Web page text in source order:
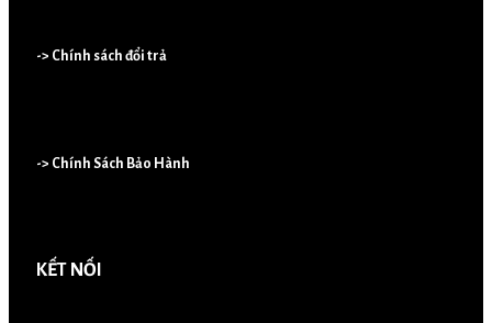
-> Chính sách đổi trả
-> Chính Sách Bảo Hành
KẾT NỐI